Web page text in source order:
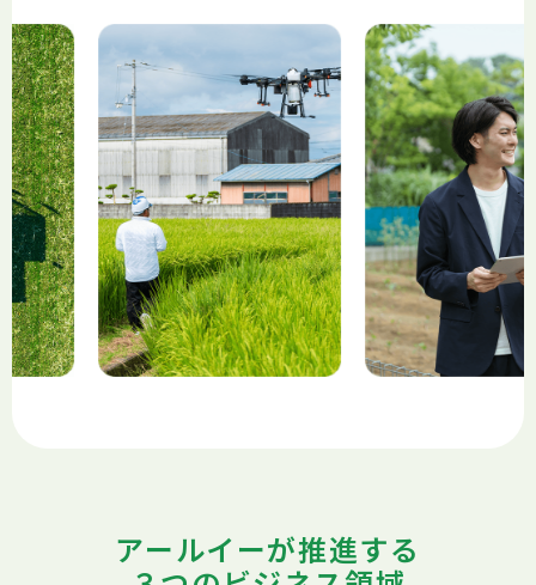
アールイーが推進する